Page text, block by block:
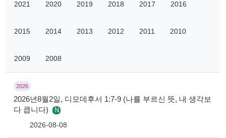
2021 2020 2019 2018 2017 2016
2015 2014 2013 2012 2011 2010
2009 2008
2026
2026년8월2일, 디모데후서 1:7-9 (나를 부르신 뜻, 내 생각보
다 큽니다)
N
2026-08-08